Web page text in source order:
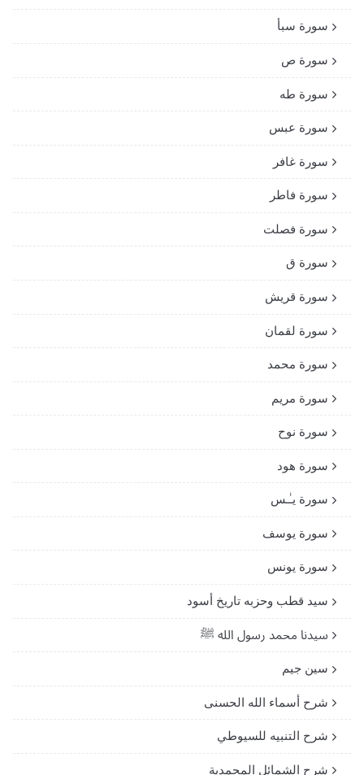
سورة سبأ
سورة ص
سورة طه
سورة عبس
سورة غافر
سورة فاطر
سورة فصلت
سورة ق
سورة قريش
سورة لقمان
سورة محمد
سورة مريم
سورة نوح
سورة هود
سورة يـٰـس
سورة يوسف
سورة يونس
سيد قطب وحزبه تاريخ أسود
سيدنا محمد رسول الله ﷺ
سين جيم
شرح أسماء الله الحسنى
شرح التنبيه للسيوطي
شرح الشمائل المحمدية